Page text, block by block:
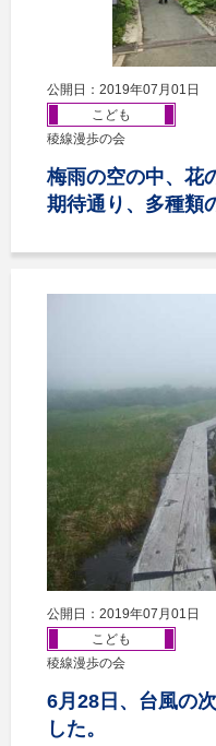
公開日：2019年07月01日
こども
稜線漫歩の会
梅雨の空の中、花
期待通り、多種類
公開日：2019年07月01日
こども
稜線漫歩の会
6月28日、台風の
した。